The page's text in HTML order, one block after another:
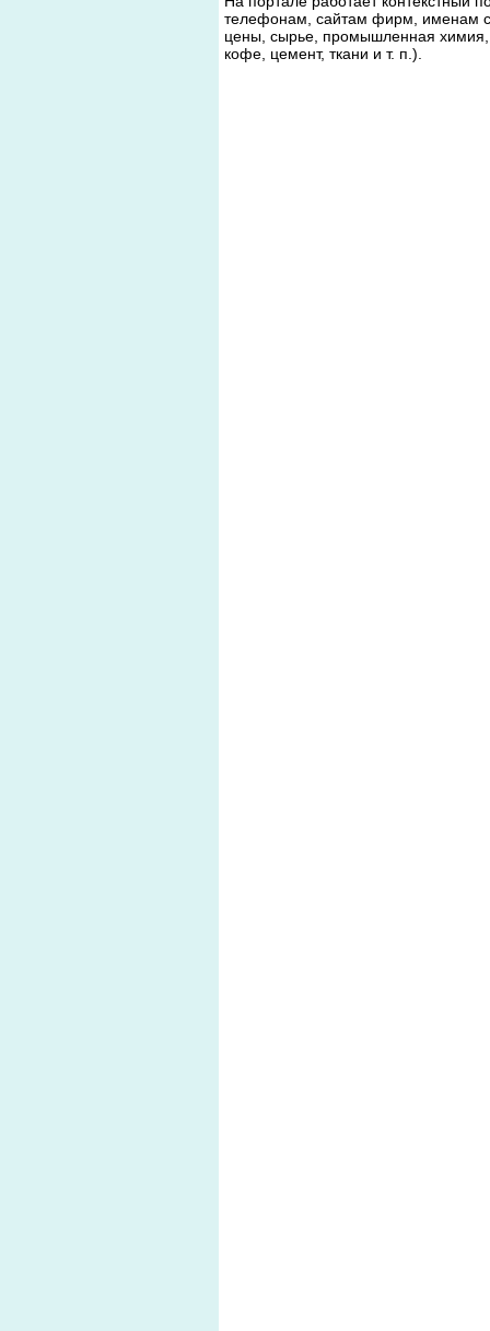
телефонам, сайтам фирм, именам
цены, сырье, промышленная химия,
кофе, цемент, ткани и т. п.).